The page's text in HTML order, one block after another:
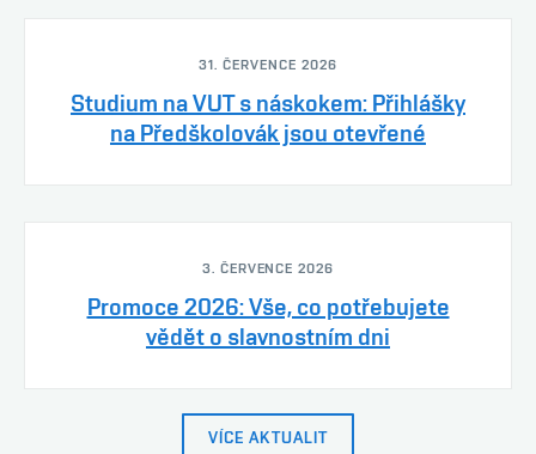
31. ČERVENCE 2026
Studium na VUT s náskokem: Přihlášky
na Předškolovák jsou otevřené
3. ČERVENCE 2026
Promoce 2026: Vše, co potřebujete
vědět o slavnostním dni
VÍCE AKTUALIT